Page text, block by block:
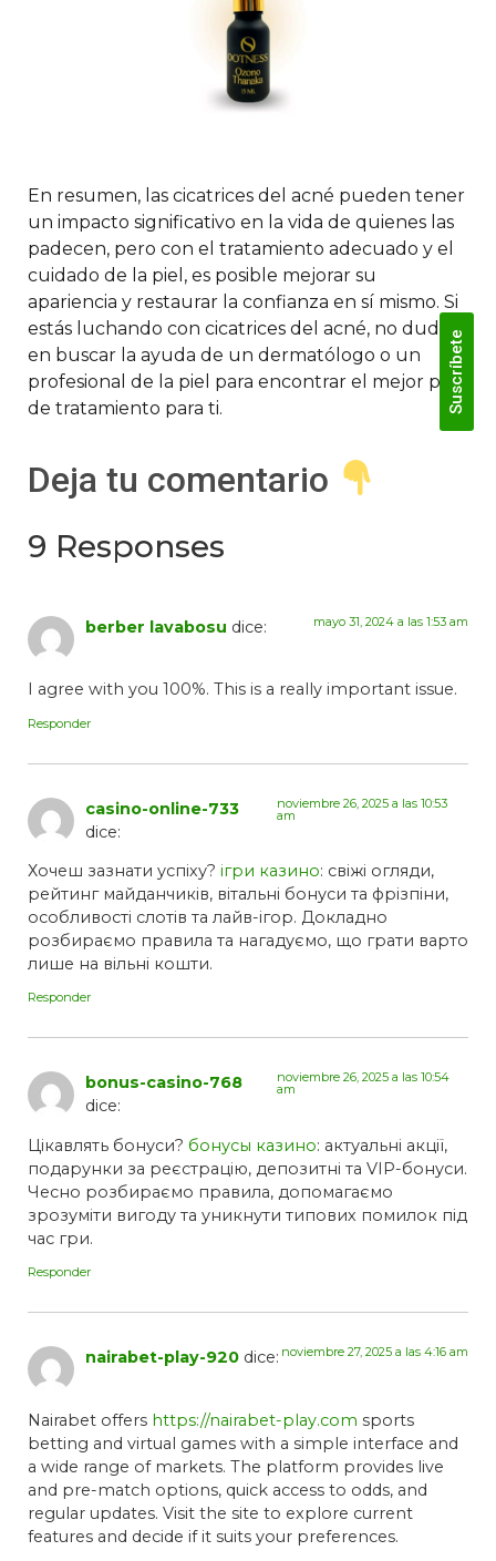
En resumen, las cicatrices del acné pueden tener
un impacto significativo en la vida de quienes las
padecen, pero con el tratamiento adecuado y el
cuidado de la piel, es posible mejorar su
apariencia y restaurar la confianza en sí mismo. Si
estás luchando con cicatrices del acné, no dudes
en buscar la ayuda de un dermatólogo o un
profesional de la piel para encontrar el mejor plan
de tratamiento para ti.
Deja tu comentario
9 Responses
berber lavabosu dice: mayo 31, 2024 a las 1:53 am
I agree with you 100%. This is a really important issue.
Responder
casino-online-733
dice:
noviembre 26, 2025 a las 10:53
am
Хочеш зазнати успіху? ігри казино: свіжі огляди,
рейтинг майданчиків, вітальні бонуси та фрізпіни,
особливості слотів та лайв-ігор. Докладно
розбираємо правила та нагадуємо, що грати варто
лише на вільні кошти.
Responder
bonus-casino-768
dice:
noviembre 26, 2025 a las 10:54
am
Цікавлять бонуси? бонусы казино: актуальні акції,
подарунки за реєстрацію, депозитні та VIP-бонуси.
Чесно розбираємо правила, допомагаємо
зрозуміти вигоду та уникнути типових помилок під
час гри.
Responder
nairabet-play-920 dice: noviembre 27, 2025 a las 4:16 am
Nairabet offers https://nairabet-play.com sports
betting and virtual games with a simple interface and
a wide range of markets. The platform provides live
and pre-match options, quick access to odds, and
regular updates. Visit the site to explore current
features and decide if it suits your preferences.
Suscríbete